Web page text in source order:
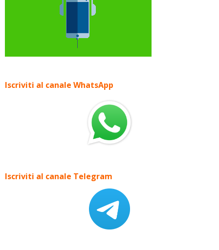
Iscriviti al canale WhatsApp
Iscriviti al canale Telegram